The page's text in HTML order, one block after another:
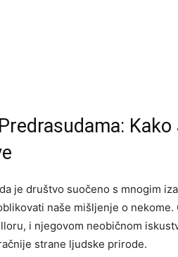
je društvo suočeno s mnogim
naše mišljenje o
i njegovom neobičnom
strane ljudske prirode.